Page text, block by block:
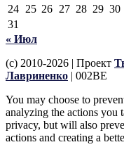
24 25 26 27 28 29 30
31
« Июл
(c) 2010-2026 | Проект
Лавриненко | 002BE
You may choose to
analyzing the actions you
privacy, but will also
actions and creating a